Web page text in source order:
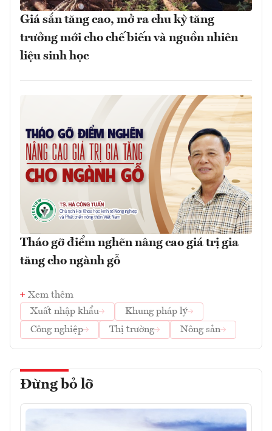
Giá sắn tăng cao, mở ra chu kỳ tăng
trưởng mới cho chế biến và nguồn nhiên
liệu sinh học
Tháo gỡ điểm nghẽn nâng cao giá trị gia
tăng cho ngành gỗ
Xem thêm
Xuất nhập khẩu
Khung pháp lý
Công nghiệp
Thị trường Nông sản
Đừng bỏ lỡ